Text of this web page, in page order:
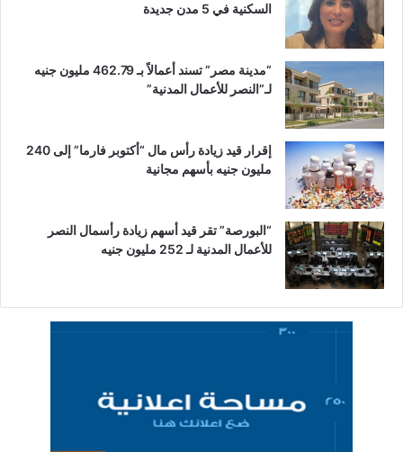
السكنية في 5 مدن جديدة
“مدينة مصر” تسند أعمالاً بـ 462.79 مليون جنيه
لـ”النصر للأعمال المدنية”
إقرار قيد زيادة رأس مال “أكتوبر فارما” إلى 240
مليون جنيه بأسهم مجانية
“البورصة” تقر قيد أسهم زيادة رأسمال النصر
للأعمال المدنية لـ 252 مليون جنيه